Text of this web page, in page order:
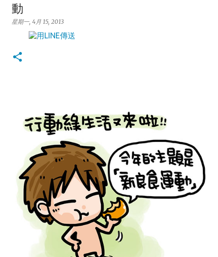
動
星期一, 4月 15, 2013